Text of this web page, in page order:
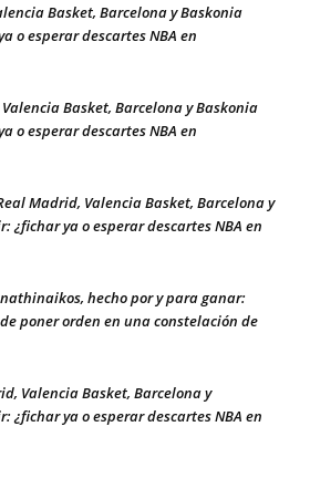
Basket, Barcelona y Baskonia
o esperar descartes NBA en
Basket, Barcelona y Baskonia
o esperar descartes NBA en
Madrid, Valencia Basket, Barcelona y
¿fichar ya o esperar descartes NBA en
hecho por y para ganar:
poner orden en una constelación de
Valencia Basket, Barcelona y
¿fichar ya o esperar descartes NBA en